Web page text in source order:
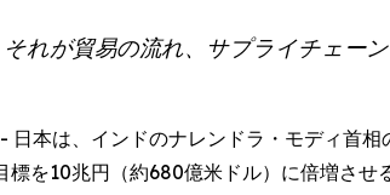
れが貿易の流れ、サプライチェー
日本は、インドのナレンドラ・モディ首相
を10兆円（約680億米ドル）に倍増させ